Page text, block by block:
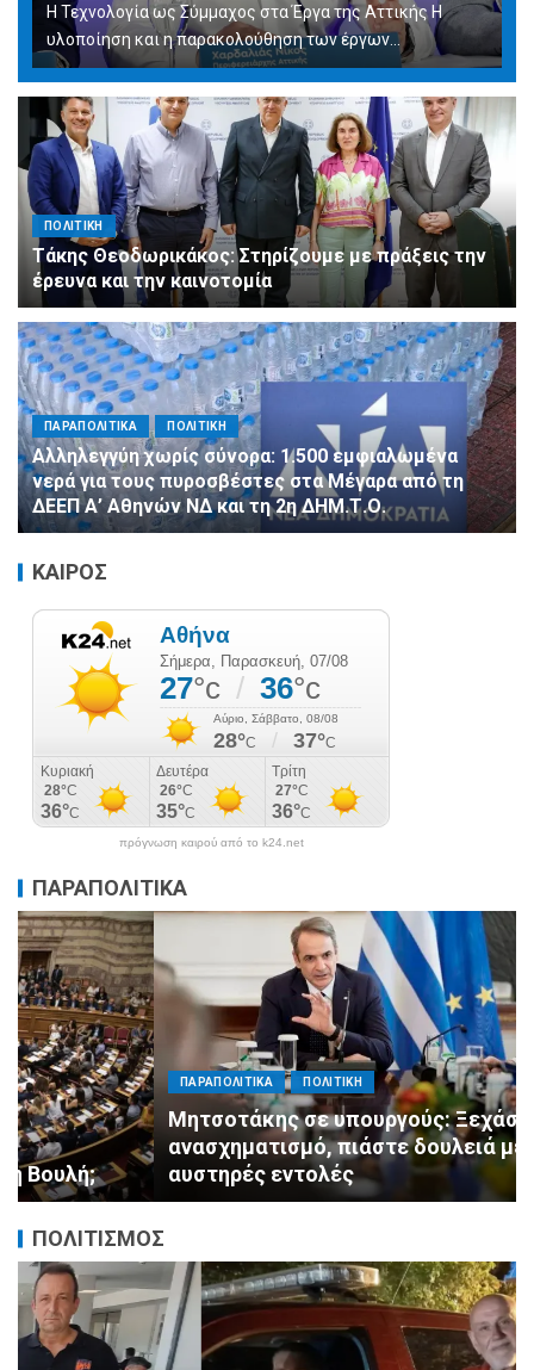
Η Τεχνολογία ως Σύμμαχος στα Έργα της Αττικής Η
υλοποίηση και η παρακολούθηση των έργων...
ΠΟΛΙΤΙΚΗ
Τάκης Θεοδωρικάκος: Στηρίζουμε με πράξεις την
έρευνα και την καινοτομία
ΠΑΡΑΠΟΛΙΤΙΚΑ ΠΟΛΙΤΙΚΗ
Αλληλεγγύη χωρίς σύνορα: 1.500 εμφιαλωμένα
νερά για τους πυροσβέστες στα Μέγαρα από τη
ΔΕΕΠ Α’ Αθηνών ΝΔ και τη 2η ΔΗΜ.Τ.Ο.
ΚΑΙΡΟΣ
πρόγνωση καιρού από το k24.net
ΠΑΡΑΠΟΛΙΤΙΚΑ
ΠΑΡΑΠΟΛΙΤΙΚΑ ΠΟΛΙΤΙΚΗ
Μητσοτάκης σε υπουργούς: Ξεχάστε τον
ανασχηματισμό, πιάστε δουλειά με 4
αυστηρές εντολές
ΠΟΛΙΤΙΣΜΟΣ